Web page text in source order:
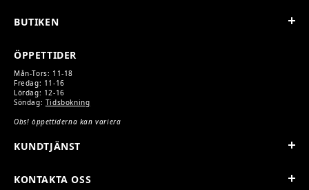
BUTIKEN
KUNDTJÄNST
ÖPPETTIDER
Mån-Tors: 11-18
Fredag: 11-16
Lördag: 12-16
Söndag: Tidsbokning
Obs! öppettiderna kan variera
KONTAKTA OSS